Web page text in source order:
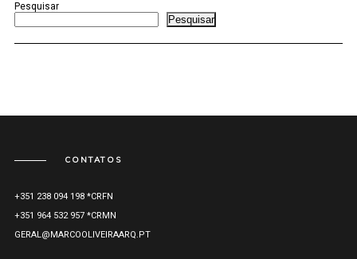
Pesquisar
Pesquisar
CONTATOS
+351 238 094 198 *CRFN
+351 964 532 957 *CRMN
GERAL@MARCOOLIVEIRAARQ.PT